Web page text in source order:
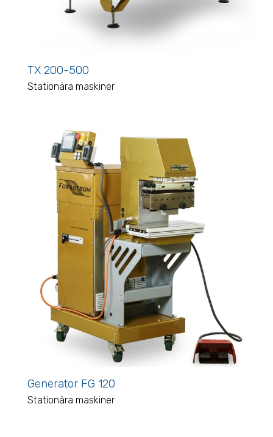
TX 200-500
Stationära maskiner
Generator FG 120
Stationära maskiner